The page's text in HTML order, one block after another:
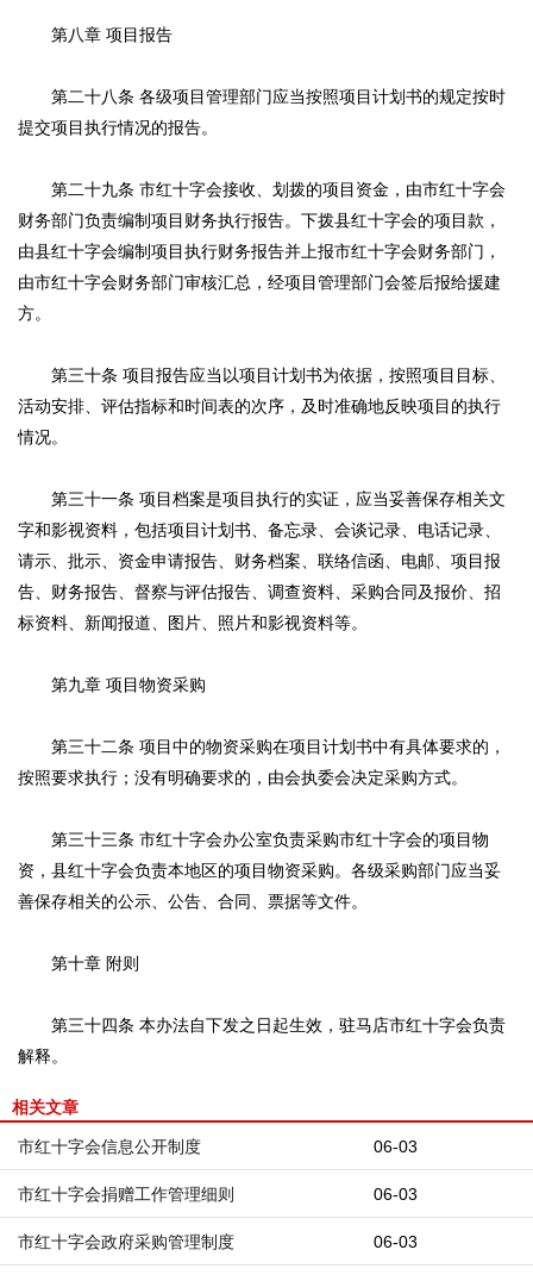
第八章 项目报告
第二十八条 各级项目管理部门应当按照项目计划书的规定按时
提交项目执行情况的报告。
第二十九条 市红十字会接收、划拨的项目资金，由市红十字会
财务部门负责编制项目财务执行报告。下拨县红十字会的项目款，
由县红十字会编制项目执行财务报告并上报市红十字会财务部门，
由市红十字会财务部门审核汇总，经项目管理部门会签后报给援建
方。
第三十条 项目报告应当以项目计划书为依据，按照项目目标、
活动安排、评估指标和时间表的次序，及时准确地反映项目的执行
情况。
第三十一条 项目档案是项目执行的实证，应当妥善保存相关文
字和影视资料，包括项目计划书、备忘录、会谈记录、电话记录、
请示、批示、资金申请报告、财务档案、联络信函、电邮、项目报
告、财务报告、督察与评估报告、调查资料、采购合同及报价、招
标资料、新闻报道、图片、照片和影视资料等。
第九章 项目物资采购
第三十二条 项目中的物资采购在项目计划书中有具体要求的，
按照要求执行；没有明确要求的，由会执委会决定采购方式。
第三十三条 市红十字会办公室负责采购市红十字会的项目物
资，县红十字会负责本地区的项目物资采购。各级采购部门应当妥
善保存相关的公示、公告、合同、票据等文件。
第十章 附则
第三十四条 本办法自下发之日起生效，驻马店市红十字会负责
解释。
相关文章
06-03
市红十字会信息公开制度
06-03
市红十字会捐赠工作管理细则
06-03
市红十字会政府采购管理制度